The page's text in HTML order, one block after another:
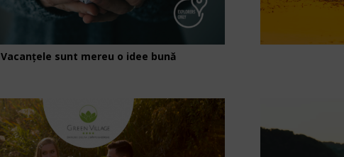
Vacanțele sunt mereu o idee bună